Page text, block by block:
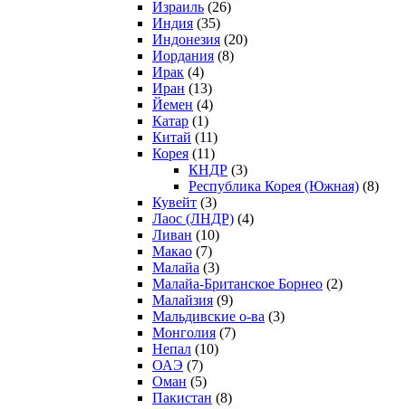
Израиль (26)
Индия (35)
Индонезия (20)
Иордания (8)
Ирак (4)
Иран (13)
Йемен (4)
Катар (1)
Китай (11)
Корея (11)
КНДР (3)
Республика Корея (Южная) (8)
Кувейт (3)
Лаос (ЛНДР) (4)
Ливан (10)
Макао (7)
Малайа (3)
Малайа-Британское Борнео (2)
Малайзия (9)
Мальдивские о-ва (3)
Монголия (7)
Непал (10)
ОАЭ (7)
Оман (5)
Пакистан (8)